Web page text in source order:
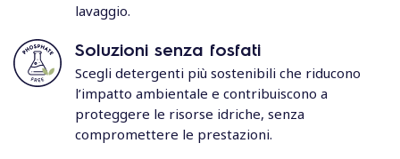
lavaggio.
Soluzioni senza fosfati
Scegli detergenti più sostenibili che riducono
l’impatto ambientale e contribuiscono a
proteggere le risorse idriche, senza
compromettere le prestazioni.